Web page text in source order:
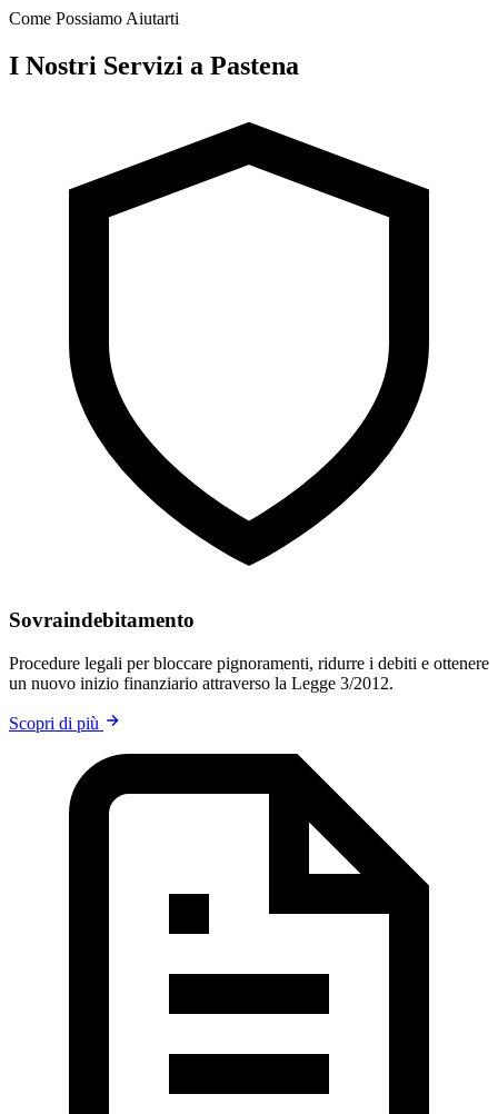
Come Possiamo Aiutarti
I Nostri Servizi a Pastena
Sovraindebitamento
Procedure legali per bloccare pignoramenti, ridurre i debiti e ottenere
un nuovo inizio finanziario attraverso la Legge 3/2012.
Scopri di più